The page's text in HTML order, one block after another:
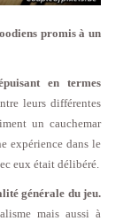
promis à un
en termes
leurs différentes
un cauchemar
expérience dans le
eux était délibéré.
générale du jeu.
mais aussi à